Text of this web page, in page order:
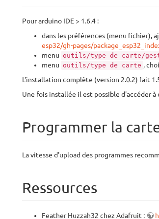
Pour arduino IDE > 1.6.4 :
dans les préférences (menu fichier),
esp32/gh-pages/
menu outils/type de carte/
menu outils/type de carte ,
L'installation complète (version 2.0.2) fait
Une fois installée il est possible d'accéder
Programmer la
La vitesse d'upload des programmes
Ressources
Feather Huzzah32 chez Adafruit :